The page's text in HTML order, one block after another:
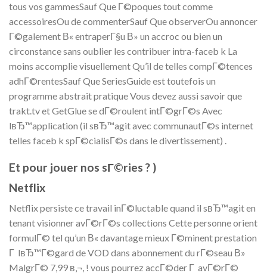
tous vos gammesSauf Que Г©poques tout comme
accessoiresOu de commenterSauf Que observerOu annoncer
Г©galement В« entraperГ§u В» un accroc ou bien un
circonstance sans oublier les contribuer intra-faceb k La
moins accomplie visuellement Qu’il de telles compГ©tences
adhГ©rentesSauf Que SeriesGuide est toutefois un
programme abstrait pratique Vous devez aussi savoir que
trakt.tv et GetGlue se dГ©roulent intГ©grГ©s Avec
lвЂ™application (il sвЂ™agit avec communautГ©s internet
telles faceb k spГ©cialisГ©s dans le divertissement) .
Et pour jouer nos sГ©ries ? )
Netflix
Netflix persiste ce travail inГ©luctable quand il sвЂ™agit en
tenant visionner avГ©rГ©s collections Cette personne orient
formulГ© tel qu’un В« davantage mieux Г©minent prestation
Г lвЂ™Г©gard de VOD dans abonnement du rГ©seau В»
MalgrГ© 7,99 в‚¬, ! vous pourrez accГ©der Г avГ©rГ©